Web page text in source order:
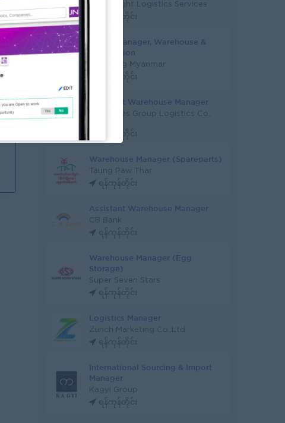
Super Light Logistics Services
ရန်ကုန်တိုင်း
Senior Manager, Warehouse &
Distribution
Carlsberg Myanmar
ရန်ကုန်တိုင်း
Assistant Warehouse Manager
Resources Group Logistics Co.,
ရန်ကုန်တိုင်း
Warehouse Manager (Spareparts)
Taung Paw Thar
ရန်ကုန်တိုင်း
Assistant Warehouse Manager
CB Bank
ရန်ကုန်တိုင်း
Warehouse Manager (Egg
Storage)
Super Seven Stars
ရန်ကုန်တိုင်း
Logistics Manager
Zurich Marketing Co.,Ltd
ရန်ကုန်တိုင်း
International Sourcing & Import
Manager
Kagyi Group
ရန်ကုန်တိုင်း